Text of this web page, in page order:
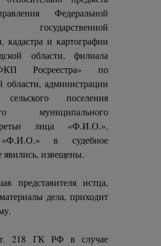
Федеральной
кадастра и картографии
области, филиала
Росреестра» по
области, администрации
сельского поселения
муниципального
лица «Ф.И.О.»,
«Ф.И.О.» в судебное
явились, извещены.
представителя истца,
дела, приходит
218 ГК РФ в случае